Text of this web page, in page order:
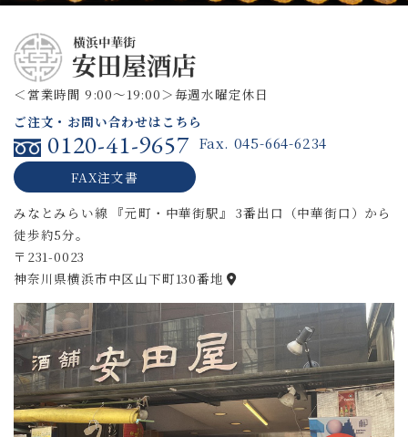
＜営業時間 9:00～19:00＞毎週水曜定休日
ご注文・お問い合わせはこちら
0120-41-9657 Fax. 045-664-6234
FAX注文書
みなとみらい線 『元町・中華街駅』 3番出口（中華街口）から
徒歩約5分。
〒231-0023
神奈川県横浜市中区山下町130番地